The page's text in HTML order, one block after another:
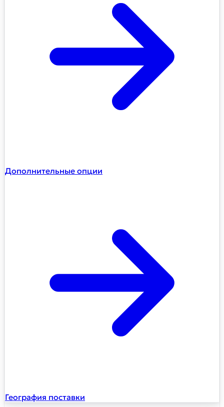
Дополнительные опции
География поставки